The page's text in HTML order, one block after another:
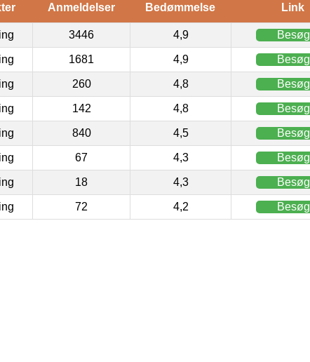
Anmeldelser Bedømmelse Link
3446 4,9 Besøg
1681 4,9 Besøg
260 4,8 Besøg
142 4,8 Besøg
840 4,5 Besøg
67 4,3 Besøg
18 4,3 Besøg
72 4,2 Besøg